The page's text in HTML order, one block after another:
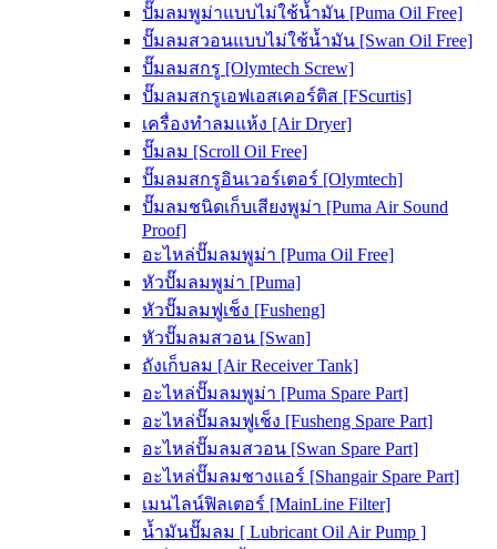
ปั๊มลมพูม่าแบบไม่ใช้น้ำมัน [Puma Oil Free]
ปั๊มลมสวอนแบบไม่ใช้น้ำมัน [Swan Oil Free]
ปั๊มลมสกรู [Olymtech Screw]
ปั๊มลมสกรูเอฟเอสเคอร์ติส [FScurtis]
เครื่องทำลมแห้ง [Air Dryer]
ปั๊มลม [Scroll Oil Free]
ปั๊มลมสกรูอินเวอร์เตอร์ [Olymtech]
ปั๊มลมชนิดเก็บเสียงพูม่า [Puma Air Sound
Proof]
อะไหล่ปั๊มลมพูม่า [Puma Oil Free]
หัวปั๊มลมพูม่า [Puma]
หัวปั๊มลมฟูเช็ง [Fusheng]
หัวปั๊มลมสวอน [Swan]
ถังเก็บลม [Air Receiver Tank]
อะไหล่ปั๊มลมพูม่า [Puma Spare Part]
อะไหล่ปั๊มลมฟูเช็ง [Fusheng Spare Part]
อะไหล่ปั๊มลมสวอน [Swan Spare Part]
อะไหล่ปั๊มลมชางแอร์ [Shangair Spare Part]
เมนไลน์ฟิลเตอร์ [MainLine Filter]
น้ำมันปั๊มลม [ Lubricant Oil Air Pump ]